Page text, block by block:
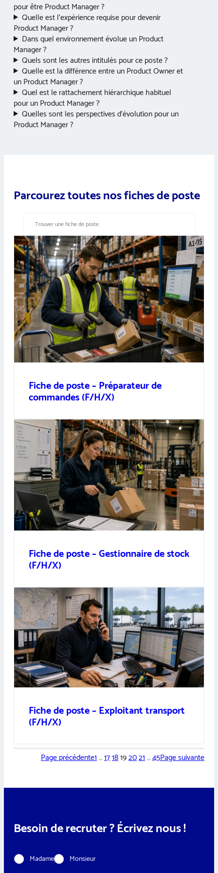
pour être Product Manager ?
Quelle est l’expérience requise pour devenir
Product Manager ?
Dans quel environnement évolue un Product
Manager ?
Quels sont les autres intitulés pour ce poste ?
Quelle est la différence entre un Product Owner et
un Product Manager ?
Quel est le rattachement hiérarchique habituel
pour un Product Manager ?
Quelles sont les perspectives d’évolution pour un
Product Manager ?
Parcourez toutes nos fiches de poste
Fiche de poste – Préparateur de
commandes (F/H/X)
Fiche de poste – Gestionnaire de stock
(F/H/X)
Fiche de poste – Exploitant transport
(F/H/X)
Page précédente1…1718192021…45Page suivante
Besoin de recruter ? Écrivez nous !
C Madame Monsieur